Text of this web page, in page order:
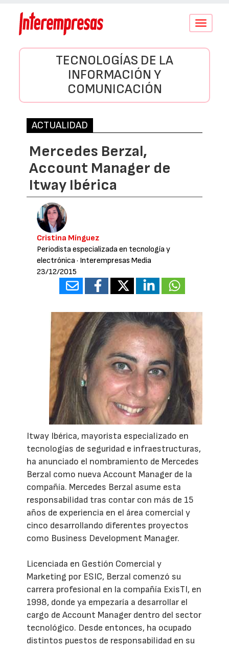
Conmutar
TECNOLOGÍAS DE LA
INFORMACIÓN Y
COMUNICACIÓN
ACTUALIDAD
Mercedes Berzal,
Account Manager de
Itway Ibérica
Cristina Mínguez
Periodista especializada en tecnología y
electrónica· Interempresas Media
23/12/2015
Itway Ibérica, mayorista especializado en
tecnologías de seguridad e infraestructuras,
ha anunciado el nombramiento de Mercedes
Berzal como nueva Account Manager de la
compañía. Mercedes Berzal asume esta
responsabilidad tras contar con más de 15
años de experiencia en el área comercial y
cinco desarrollando diferentes proyectos
como Business Development Manager.
Licenciada en Gestión Comercial y
Marketing por ESIC, Berzal comenzó su
carrera profesional en la compañía ExisTI, en
1998, donde ya empezaría a desarrollar el
cargo de Account Manager dentro del sector
tecnológico. Desde entonces, ha ocupado
distintos puestos de responsabilidad en su